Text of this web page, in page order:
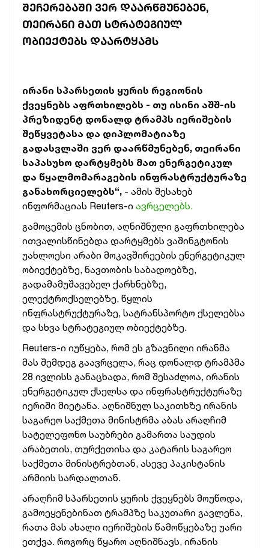
ᲨᲔᲩᲔᲠᲔᲑᲐᲨᲘ ᲕᲔᲠ ᲓᲐᲐᲠᲬᲛᲣᲜᲔᲑᲔᲜ,
ᲗᲔᲘᲠᲐᲜᲘ ᲛᲐᲗ ᲡᲢᲠᲐᲢᲔᲒᲘᲣᲚ
ᲝᲑᲘᲔᲥᲢᲔᲑᲡ ᲓᲐᲐᲠᲢᲧᲐᲛᲡ
ირანი სპარსეთის ყურის რეგიონის
ქვეყნებს აფრთხილებს - თუ ისინი აშშ-ის
პრეზიდენტ დონალდ ტრამპს იერიშების
შეწყვეტასა და დიპლომატიაზე
გადასვლაში ვერ დაარწმუნებენ, თეირანი
საპასუხო დარტყმებს მათ ენერგეტიკულ
და წყალმომარაგების ინფრასტრუქტურაზე
განახორციელებს“, - ამის შესახებ
ინფორმაციას Reuters-ი ავრცელებს.
გამოცემის ცნობით, აღნიშნული გაფრთხილება
ითვალისწინებდა დარტყმებს ვაშინგტონის
უახლოესი არაბი მოკავშირეების ენერგეტიკულ
ობიექტებზე, ნავთობის საბადოებზე,
გადამამუშავებელ ქარხნებზე,
ელექტროქსელებზე, წყლის
ინფრასტრუქტურაზე, სატრანსპორტო ქსელებსა
და სხვა სტრატეგიულ ობიექტებზე.
Reuters-ი იუწყება, რომ ეს გზავნილი ირანმა
მას შემდეგ გაავრცელა, რაც დონალდ ტრამპმა
28 ივლისს განაცხადა, რომ შესაძლოა, ირანის
ენერგეტიკულ ქსელსა და ინფრასტრუქტურაზე
იერიში მიეტანა. აღნიშნულ საკითხზე ირანის
საგარეო საქმეთა მინისტრმა აბას არაღჩიმ
სატელეფონო საუბრები გამართა საუდის
არაბეთის, თურქეთისა და კატარის საგარეო
საქმეთა მინისტრებთან, ასევე პაკისტანის
არმიის სარდალთან.
არაღჩიმ სპარსეთის ყურის ქვეყნებს მოუწოდა,
გამოეყენებინათ ტრამპზე საკუთარი გავლენა,
რათა მას ახალი იერიშების წამოწყებაზე უარი
ეთქვა. როგორც წყარო აღნიშნავს, ირანის